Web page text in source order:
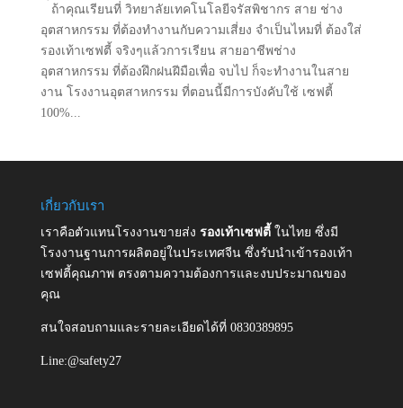
ถ้าคุณเรียนที่ วิทยาลัยเทคโนโลยีจรัสพิชากร สาย ช่าง
อุตสาหกรรม ที่ต้องทำงานกับความเสี่ยง จำเป็นไหมที่ ต้องใส่
รองเท้าเซฟตี้ จริงๆแล้วการเรียน สายอาชีพช่าง
อุตสาหกรรม ที่ต้องฝึกฝนฝีมือเพื่อ จบไป ก็จะทำงานในสาย
งาน โรงงานอุตสาหกรรม ที่ตอนนี้มีการบังคับใช้ เซฟตี้
100%...
เกี่ยวกับเรา
เราคือตัวแทนโรงงานขายส่ง รองเท้าเซฟตี้ ในไทย ซึ่งมี
โรงงานฐานการผลิตอยู่ในประเทศจีน ซึ่งรับนำเข้ารองเท้า
เซฟตี้คุณภาพ ตรงตามความต้องการและงบประมาณของ
คุณ
สนใจสอบถามและรายละเอียดได้ที่ 0830389895
Line:@safety27